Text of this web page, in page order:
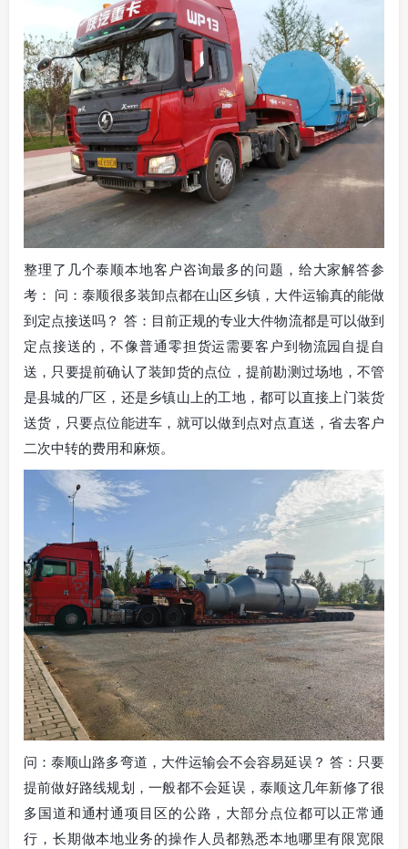
整理了几个泰顺本地客户咨询最多的问题，给大家解答参
考： 问：泰顺很多装卸点都在山区乡镇，大件运输真的能做
到定点接送吗？ 答：目前正规的专业大件物流都是可以做到
定点接送的，不像普通零担货运需要客户到物流园自提自
送，只要提前确认了装卸货的点位，提前勘测过场地，不管
是县城的厂区，还是乡镇山上的工地，都可以直接上门装货
送货，只要点位能进车，就可以做到点对点直送，省去客户
二次中转的费用和麻烦。
问：泰顺山路多弯道，大件运输会不会容易延误？ 答：只要
提前做好路线规划，一般都不会延误，泰顺这几年新修了很
多国道和通村通项目区的公路，大部分点位都可以正常通
行，长期做本地业务的操作人员都熟悉本地哪里有限宽限